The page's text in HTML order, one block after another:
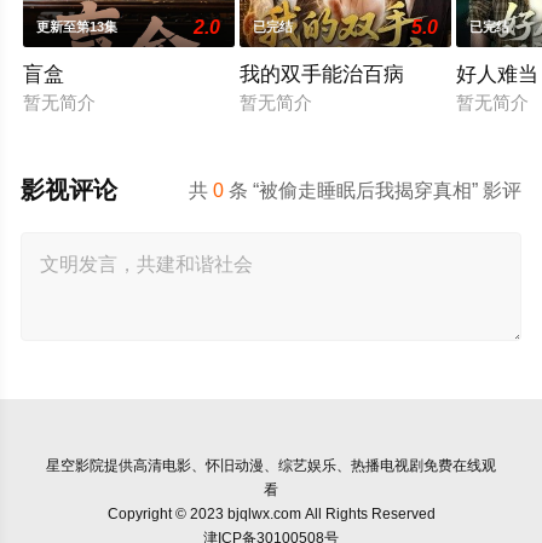
更新至第13集 2.0
盲盒
暂无简介
已完结 5.0
我的双手能治百病
暂无简介
已完结
好人难
暂无简介
共0 条 “被偷走睡眠后我揭穿真相” 影评
影视评论
星空影院提供高清电影、怀旧动漫、综艺娱乐、热播电视剧免费在线观
看
Copyright © 2023 bjqlwx.com All Rights Reserved
津ICP备30100508号